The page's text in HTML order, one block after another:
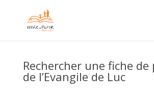
Rechercher une fiche
de l’Evangile de Luc